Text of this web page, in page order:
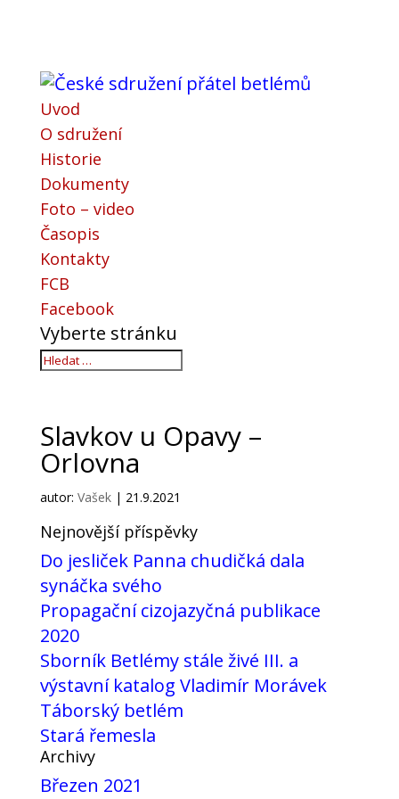
Uvod
O sdružení
Historie
Dokumenty
Foto – video
Časopis
Kontakty
FCB
Facebook
Vyberte stránku
Slavkov u Opavy –
Orlovna
autor: Vašek| 21.9.2021
Nejnovější příspěvky
Do jesliček Panna chudičká dala
synáčka svého
Propagační cizojazyčná publikace
2020
Sborník Betlémy stále živé III. a
výstavní katalog Vladimír Morávek
Táborský betlém
Stará řemesla
Archivy
Březen 2021